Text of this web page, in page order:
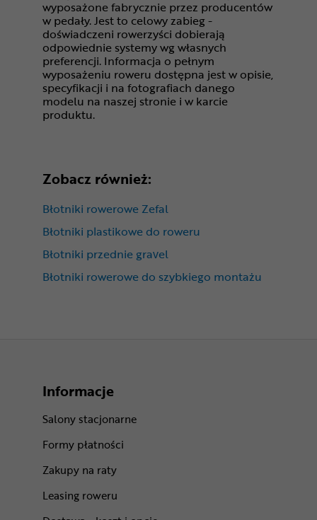
wyposażone fabrycznie przez producentów
w pedały. Jest to celowy zabieg -
doświadczeni rowerzyści dobierają
odpowiednie systemy wg własnych
preferencji. Informacja o pełnym
wyposażeniu roweru dostępna jest w opisie,
specyfikacji i na fotografiach danego
modelu na naszej stronie i w karcie
produktu.
Zobacz również:
Błotniki rowerowe Zefal
Błotniki plastikowe do roweru
Błotniki przednie gravel
Błotniki rowerowe do szybkiego montażu
Informacje
Salony stacjonarne
Formy płatności
Zakupy na raty
Leasing roweru